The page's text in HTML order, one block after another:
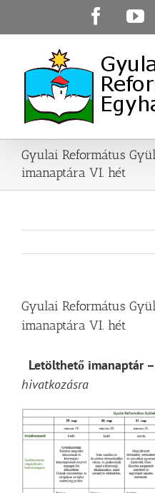
Gyulai Református
imanaptára VI. hét
Gyulai Református
imanaptára VI. hét
Letölthető imanaptár
hivatkozásra